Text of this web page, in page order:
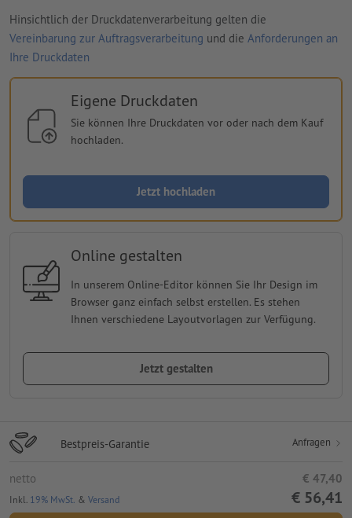
Hinsichtlich der Druckdatenverarbeitung gelten die
Vereinbarung zur Auftragsverarbeitung und die Anforderungen an
Ihre Druckdaten
Eigene Druckdaten
Sie können Ihre Druckdaten vor oder nach dem Kauf
hochladen.
Jetzt hochladen
Online gestalten
In unserem Online-Editor können Sie Ihr Design im
Browser ganz einfach selbst erstellen. Es stehen
Ihnen verschiedene Layoutvorlagen zur Verfügung.
Jetzt gestalten
Bestpreis-Garantie Anfragen
netto € 47,40
Inkl. 19% MwSt. & Versand € 56,41